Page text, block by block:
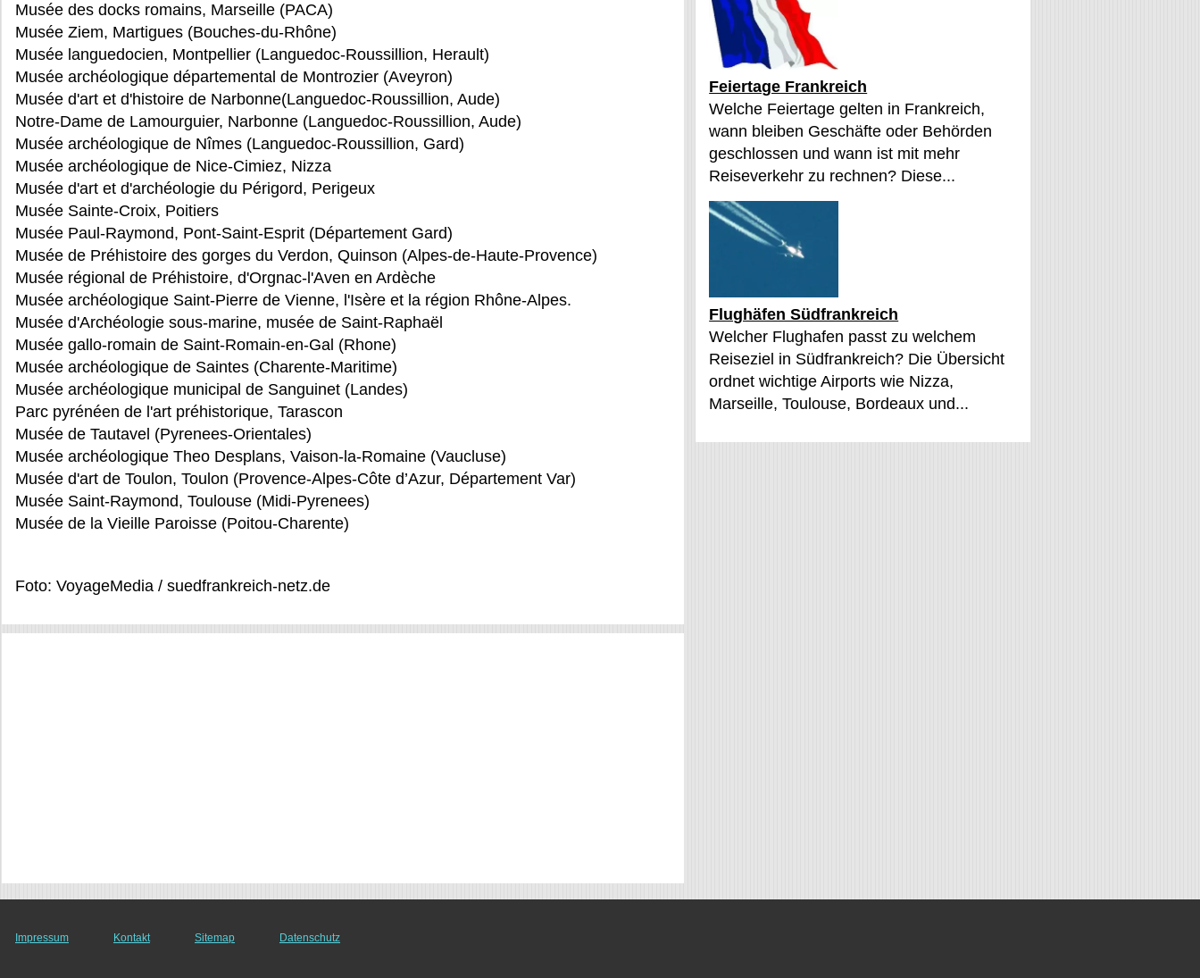
Musée des docks romains, Marseille (PACA)
Musée Ziem, Martigues (Bouches-du-Rhône)
Musée languedocien, Montpellier (Languedoc-Roussillion, Herault)
Musée archéologique départemental de Montrozier (Aveyron)
Musée d'art et d'histoire de Narbonne(Languedoc-Roussillion, Aude)
Notre-Dame de Lamourguier, Narbonne (Languedoc-Roussillion, Aude)
Musée archéologique de Nîmes (Languedoc-Roussillion, Gard)
Musée archéologique de Nice-Cimiez, Nizza
Musée d'art et d'archéologie du Périgord, Perigeux
Musée Sainte-Croix, Poitiers
Musée Paul-Raymond, Pont-Saint-Esprit (Département Gard)
Musée de Préhistoire des gorges du Verdon, Quinson (Alpes-de-Haute-Provence)
Musée régional de Préhistoire, d'Orgnac-l'Aven en Ardèche
Musée archéologique Saint-Pierre de Vienne, l'Isère et la région Rhône-Alpes.
Musée d'Archéologie sous-marine, musée de Saint-Raphaël
Musée gallo-romain de Saint-Romain-en-Gal (Rhone)
Musée archéologique de Saintes (Charente-Maritime)
Musée archéologique municipal de Sanguinet (Landes)
Parc pyrénéen de l'art préhistorique, Tarascon
Musée de Tautavel (Pyrenees-Orientales)
Musée archéologique Theo Desplans, Vaison-la-Romaine (Vaucluse)
Musée d'art de Toulon, Toulon (Provence-Alpes-Côte d’Azur, Département Var)
Musée Saint-Raymond, Toulouse (Midi-Pyrenees)
Musée de la Vieille Paroisse (Poitou-Charente)
Foto: VoyageMedia / suedfrankreich-netz.de
Feiertage Frankreich
Welche Feiertage gelten in Frankreich,
wann bleiben Geschäfte oder Behörden
geschlossen und wann ist mit mehr
Reiseverkehr zu rechnen? Diese...
Flughäfen Südfrankreich
Welcher Flughafen passt zu welchem
Reiseziel in Südfrankreich? Die Übersicht
ordnet wichtige Airports wie Nizza,
Marseille, Toulouse, Bordeaux und...
Impressum Kontakt Sitemap Datenschutz